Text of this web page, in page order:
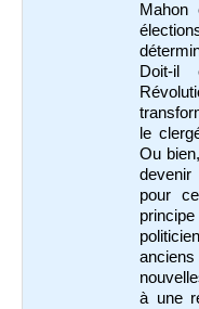
Mahon
Doit-il
le
Ou
devenir
pour
à une